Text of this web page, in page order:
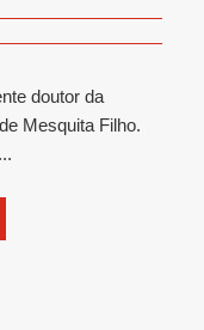
doutor da
Mesquita Filho.